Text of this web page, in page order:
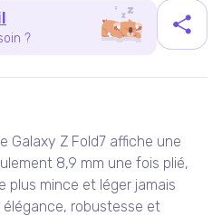
?
Galaxy Z Fold7 affiche une
8,9 mm une fois plié,
plus mince et léger jamais
élégance, robustesse et